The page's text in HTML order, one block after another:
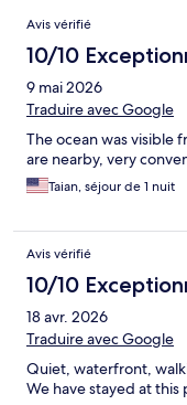
Avis
Avis vérifié
10/10
9 mai 2026
Traduire avec Google
The ocean was visible
are nearby, very
Taian, séjour de 1 nuit
Avis vérifié
10/10
18 avr. 2026
Traduire avec Google
Quiet, waterfront,
We have stayed at